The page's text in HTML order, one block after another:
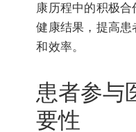
康历程中的积极
健康结果，提高
和效率。
患者参与
要性